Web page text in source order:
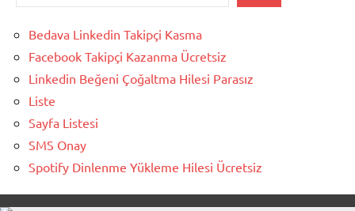
Bedava Linkedin Takipçi Kasma
Facebook Takipçi Kazanma Ücretsiz
Linkedin Beğeni Çoğaltma Hilesi Parasız
Liste
Sayfa Listesi
SMS Onay
Spotify Dinlenme Yükleme Hilesi Ücretsiz